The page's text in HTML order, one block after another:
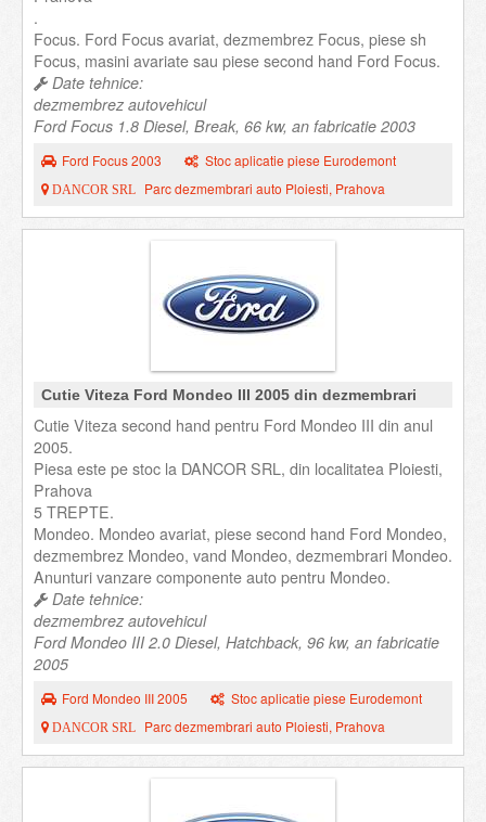
.
Focus. Ford Focus avariat, dezmembrez Focus, piese sh
Focus, masini avariate sau piese second hand Ford Focus.
Date tehnice:
dezmembrez autovehicul
Ford Focus 1.8 Diesel, Break, 66 kw, an fabricatie 2003
Ford Focus 2003 Stoc aplicatie piese Eurodemont
DANCOR SRL Parc dezmembrari auto Ploiesti, Prahova
Cutie Viteza Ford Mondeo III 2005 din dezmembrari
Cutie Viteza second hand pentru Ford Mondeo III din anul
2005.
Piesa este pe stoc la DANCOR SRL, din localitatea Ploiesti,
Prahova
5 TREPTE.
Mondeo. Mondeo avariat, piese second hand Ford Mondeo,
dezmembrez Mondeo, vand Mondeo, dezmembrari Mondeo.
Anunturi vanzare componente auto pentru Mondeo.
Date tehnice:
dezmembrez autovehicul
Ford Mondeo III 2.0 Diesel, Hatchback, 96 kw, an fabricatie
2005
Ford Mondeo III 2005 Stoc aplicatie piese Eurodemont
DANCOR SRL Parc dezmembrari auto Ploiesti, Prahova